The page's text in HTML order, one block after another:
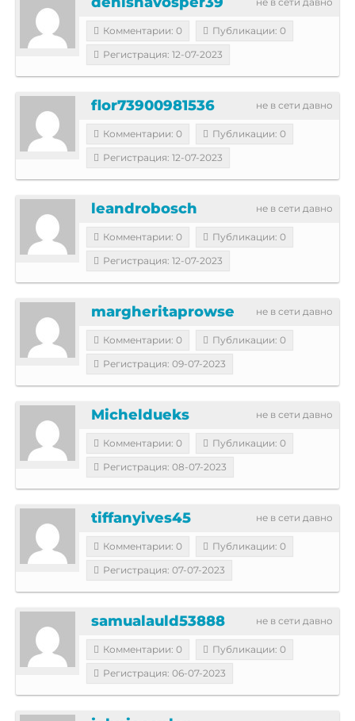
Комментарии: 0
Публикации: 0
Регистрация: 12-07-2023
не в сети давно
flor73900981536
Комментарии: 0
Публикации: 0
Регистрация: 12-07-2023
не в сети давно
leandrobosch
Комментарии: 0
Публикации: 0
Регистрация: 12-07-2023
не в сети давно
margheritaprowse
Комментарии: 0
Публикации: 0
Регистрация: 09-07-2023
не в сети давно
Micheldueks
Комментарии: 0
Публикации: 0
Регистрация: 08-07-2023
не в сети давно
tiffanyives45
Комментарии: 0
Публикации: 0
Регистрация: 07-07-2023
не в сети давно
samualauld53888
Комментарии: 0
Публикации: 0
Регистрация: 06-07-2023